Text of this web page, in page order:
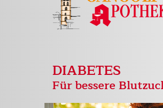
DIABETES
Für bessere